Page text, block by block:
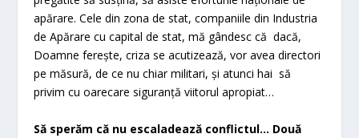
apărare. Cele din zona de stat, companiile din Industria
de Apărare cu capital de stat, mă gândesc că dacă,
Doamne ferește, criza se acutizează, vor avea directori
pe măsură, de ce nu chiar militari, și atunci hai să
privim cu oarecare siguranță viitorul apropiat…
Să sperăm că nu escaladează conflictul… Două